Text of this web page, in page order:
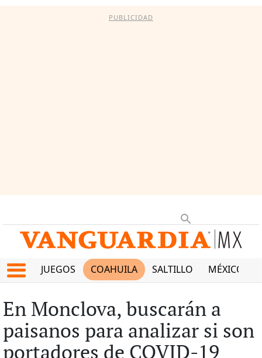
PUBLICIDAD
JUEGOS COAHUILA SALTILLO MÉXICO
En Monclova, buscarán a
paisanos para analizar si son
portadores de COVID-19